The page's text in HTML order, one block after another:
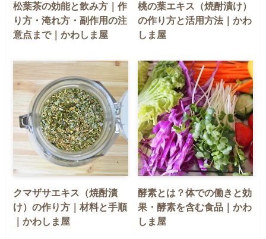
松葉茶の効能と飲み方｜作
り方・淹れ方・副作用の注
意点まで｜かわしま屋
桃の葉エキス（焼酎漬け）
の作り方と活用方法｜かわ
しま屋
クマザサエキス（焼酎漬
け）の作り方｜材料と手順
｜かわしま屋
酵素とは？体での働きと効
果・酵素を含む食品｜かわ
しま屋